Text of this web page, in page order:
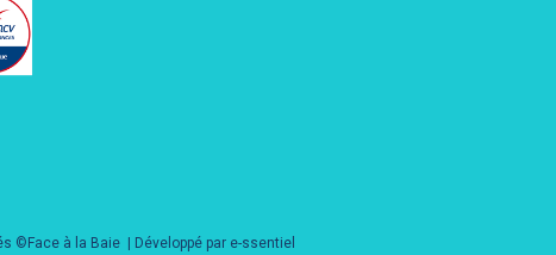
©Face à la Baie | Développé par e-ssentiel